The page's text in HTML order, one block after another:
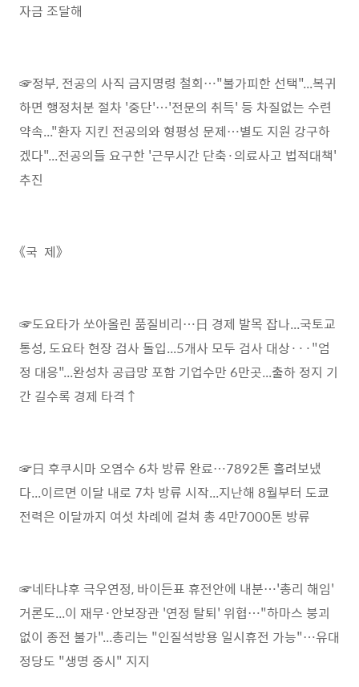
자금 조달해
☞정부, 전공의 사직 금지명령 철회…"불가피한 선택"...복귀
하면 행정처분 절차 '중단'…'전문의 취득' 등 차질없는 수련
약속..."환자 지킨 전공의와 형평성 문제…별도 지원 강구하
겠다"...전공의들 요구한 '근무시간 단축·의료사고 법적대책'
추진
《국 제》
☞도요타가 쏘아올린 품질비리…日 경제 발목 잡나...국토교
통성, 도요타 현장 검사 돌입...5개사 모두 검사 대상···"엄
정 대응"...완성차 공급망 포함 기업수만 6만곳...출하 정지 기
간 길수록 경제 타격↑
☞日 후쿠시마 오염수 6차 방류 완료…7892톤 흘려보냈
다...이르면 이달 내로 7차 방류 시작...지난해 8월부터 도쿄
전력은 이달까지 여섯 차례에 걸쳐 총 4만7000톤 방류
☞네타냐후 극우연정, 바이든표 휴전안에 내분…'총리 해임'
거론도...이 재무·안보장관 '연정 탈퇴' 위협…"하마스 붕괴
없이 종전 불가"...총리는 "인질석방용 일시휴전 가능"…유대
정당도 "생명 중시" 지지